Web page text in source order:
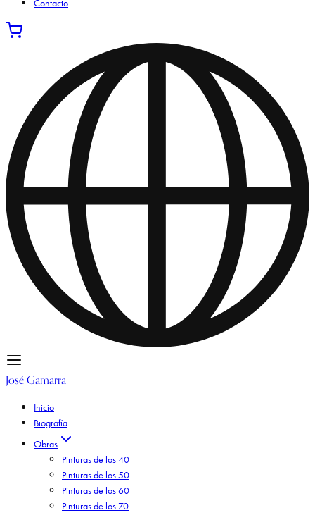
Contacto
José Gamarra
Inicio
Biografía
Obras
Pinturas de los 40
Pinturas de los 50
Pinturas de los 60
Pinturas de los 70